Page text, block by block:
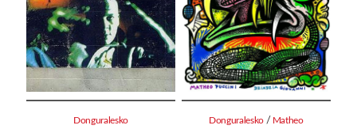
Donguralesko Donguralesko / Matheo